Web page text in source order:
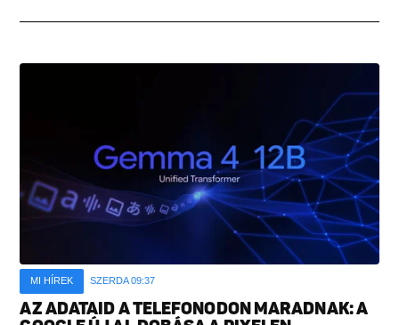
MI HÍREK SZERDA 09:37
AZ ADATAID A TELEFONODON MARADNAK: A